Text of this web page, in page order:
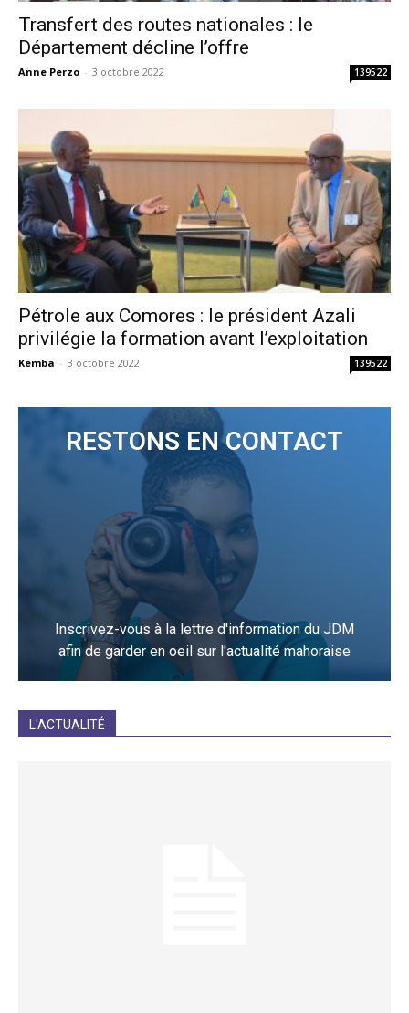
Transfert des routes nationales : le
Département décline l’offre
Anne Perzo - 3 octobre 2022 139522
Pétrole aux Comores : le président Azali
privilégie la formation avant l’exploitation
Kemba - 3 octobre 2022 139522
RESTONS EN CONTACT
Inscrivez-vous à la lettre d'information du JDM
afin de garder en oeil sur l'actualité mahoraise
L'ACTUALITÉ